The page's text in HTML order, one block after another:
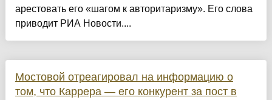
арестовать его «шагом к авторитаризму». Его слова
приводит РИА Новости....
Мостовой отреагировал на информацию о
том, что Каррера — его конкурент за пост в